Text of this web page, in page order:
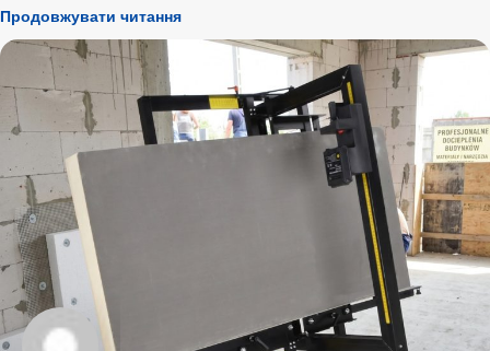
Продовжувати читання